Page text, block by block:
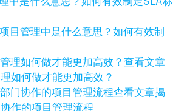
目管理中是什么意思？如何有效制
查看文章
如何做才能更加高效？
查看文章揭
作的项目管理流程